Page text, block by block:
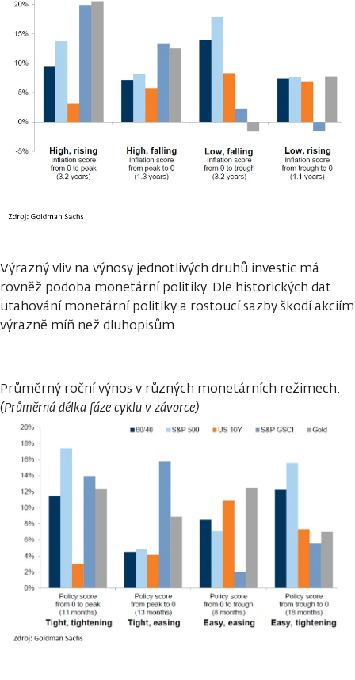
Výrazný vliv na výnosy jednotlivých druhů investic má
rovněž podoba monetární politiky. Dle historických dat
utahování monetární politiky a rostoucí sazby škodí akciím
výrazně míň než dluhopisům.
Průměrný roční výnos v různých monetárních režimech:
(Průměrná délka fáze cyklu v závorce)